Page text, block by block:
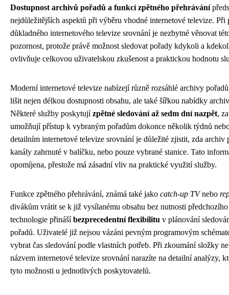
Dostupnost archivů pořadů a funkcí zpětného přehrávání
nejdůležitějších aspektů při výběru vhodné internetové televize. Při
důkladného internetového televize srovnání je nezbytné věnovat
pozornost, protože právě možnost sledovat pořady kdykoli a
ovlivňuje celkovou uživatelskou zkušenost a praktickou hodnotu
Moderní internetové televize nabízejí různě rozsáhlé archivy
lišit nejen délkou dostupnosti obsahu, ale také šířkou nabídky
Některé služby poskytujízpětné sledování až sedm dní nazpět,
umožňují přístup k vybraným pořadům dokonce několik týdnů
detailním internetové televize srovnání je důležité zjistit, zda archiv
kanály zahrnuté v balíčku, nebo pouze vybrané stanice. Tato
opomíjena, přestože má zásadní vliv na praktické využití služby.
Funkce zpětného přehrávání, známá také jako catch-up TVnebo
divákům vrátit se k již vysílanému obsahu bez nutnosti
technologie přinášíbezprecedentní flexibilitu v plánování
pořadů. Uživatelé již nejsou vázáni pevným programovým
vybrat čas sledování podle vlastních potřeb. Při zkoumání složky
názvem internetové televize srovnání narazíte na detailní analýzy,
tyto možnosti u jednotlivých poskytovatelů.